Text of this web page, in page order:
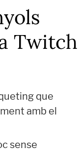
Twitch
que
amb el
sense